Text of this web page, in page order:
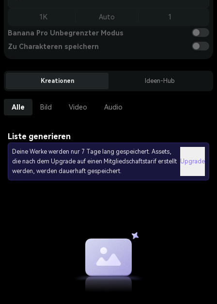
1K Auto 1
Banana Pro Unbegrenzter Modus
Zu Charakteren speichern
Kreationen Ideen-Hub
Alle Bild Video Audio
Liste generieren
Deine Werke werden nur 7 Tage lang gespeichert. Assets,
die nach dem Upgrade auf einen Mitgliedschaftstarif erstellt
werden, werden dauerhaft gespeichert.
Upgrade